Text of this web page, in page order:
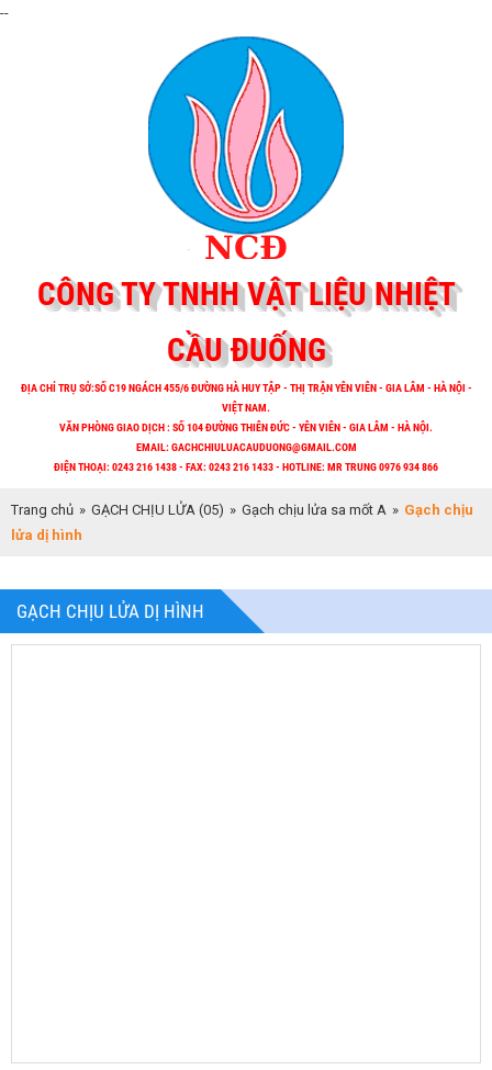
--
CÔNG TY TNHH VẬT LIỆU NHIỆT
CẦU ĐUỐNG
ĐỊA CHỈ TRỤ SỞ:SỐ C19 NGÁCH 455/6 ĐƯỜNG HÀ HUY TẬP - THỊ TRẬN YÊN VIÊN - GIA LÂM - HÀ NỘI -
VIỆT NAM.
VĂN PHÒNG GIAO DỊCH : SỐ 104 ĐƯỜNG THIÊN ĐỨC - YÊN VIÊN - GIA LÂM - HÀ NỘI.
EMAIL:GACHCHIULUACAUDUONG@GMAIL.COM
ĐIỆN THOẠI: 0243 216 1438 - FAX: 0243 216 1433 - HOTLINE: MR TRUNG 0976 934 866
Trang chủ » GẠCH CHỊU LỬA (05) » Gạch chịu lửa sa mốt A » Gạch chịu
lửa dị hình
GẠCH CHỊU LỬA DỊ HÌNH